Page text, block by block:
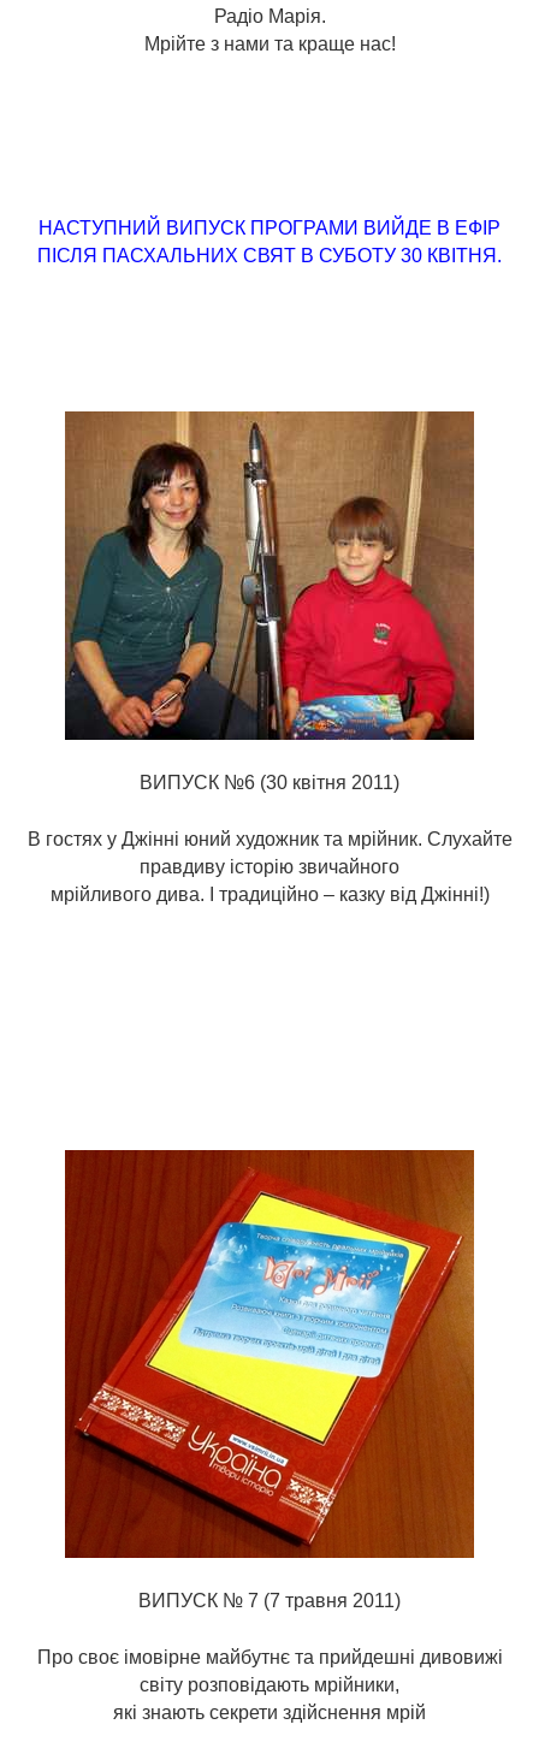
Радіо Марія.
Мрійте з нами та краще нас!
НАСТУПНИЙ ВИПУСК ПРОГРАМИ ВИЙДЕ В ЕФІР
ПІСЛЯ ПАСХАЛЬНИХ СВЯТ В СУБОТУ 30 КВІТНЯ.
ВИПУСК №6 (30 квітня 2011)
В гостях у Джінні юний художник та мрійник. Слухайте
правдиву історію звичайного
мрійливого дива. І традиційно – казку від Джінні!)
ВИПУСК № 7 (7 травня 2011)
Про своє імовірне майбутнє та прийдешні дивовижі
світу розповідають мрійники,
які знають секрети здійснення мрій